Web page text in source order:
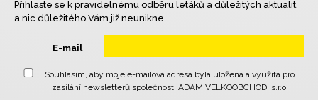
Přihlaste se k pravidelnému odběru letáků a důležitých aktualit,
a nic důležitého Vám již neunikne.
E-mail
Souhlasím, aby moje e-mailová adresa byla uložena a využita pro
zasílání newsletterů společnosti ADAM VELKOOBCHOD, s.r.o.